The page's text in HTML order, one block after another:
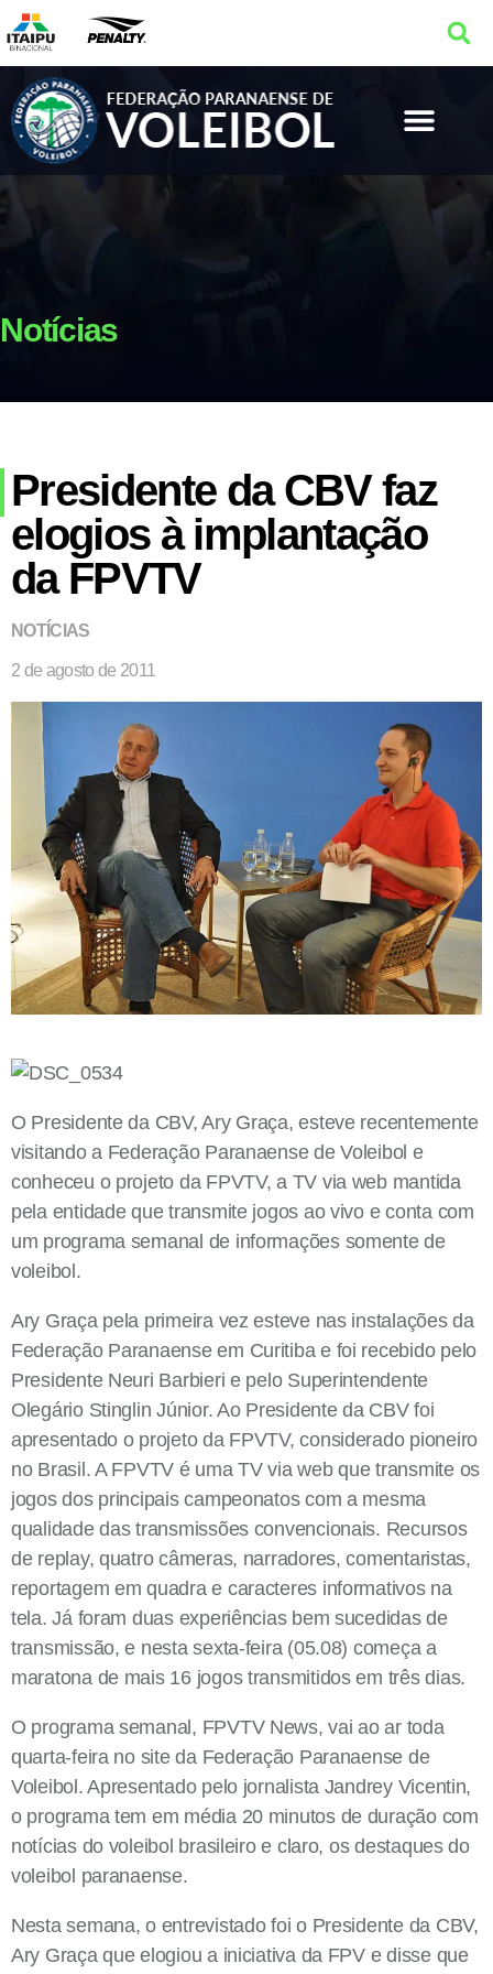
Notícias
Presidente da CBV faz
elogios à implantação
da FPVTV
NOTÍCIAS
2 de agosto de 2011
O Presidente da CBV, Ary Graça, esteve recentemente
visitando a Federação Paranaense de Voleibol e
conheceu o projeto da FPVTV, a TV via web mantida
pela entidade que transmite jogos ao vivo e conta com
um programa semanal de informações somente de
voleibol.
Ary Graça pela primeira vez esteve nas instalações da
Federação Paranaense em Curitiba e foi recebido pelo
Presidente Neuri Barbieri e pelo Superintendente
Olegário Stinglin Júnior. Ao Presidente da CBV foi
apresentado o projeto da FPVTV, considerado pioneiro
no Brasil. A FPVTV é uma TV via web que transmite os
jogos dos principais campeonatos com a mesma
qualidade das transmissões convencionais. Recursos
de replay, quatro câmeras, narradores, comentaristas,
reportagem em quadra e caracteres informativos na
tela. Já foram duas experiências bem sucedidas de
transmissão, e nesta sexta-feira (05.08) começa a
maratona de mais 16 jogos transmitidos em três dias.
O programa semanal, FPVTV News, vai ao ar toda
quarta-feira no site da Federação Paranaense de
Voleibol. Apresentado pelo jornalista Jandrey Vicentin,
o programa tem em média 20 minutos de duração com
notícias do voleibol brasileiro e claro, os destaques do
voleibol paranaense.
Nesta semana, o entrevistado foi o Presidente da CBV,
Ary Graça que elogiou a iniciativa da FPV e disse que